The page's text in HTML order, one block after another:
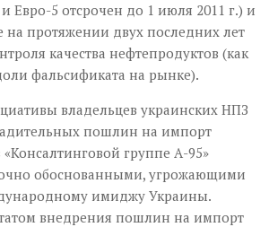
Евро-5 отсрочен до 1 июля 2011 г.) и
на протяжении двух последних лет
качества нефтепродуктов (как
фальсификата на рынке).
владельцев украинских НПЗ
пошлин на импорт
группе А-95»
обоснованными, угрожающими
имиджу Украины.
внедрения пошлин на импорт